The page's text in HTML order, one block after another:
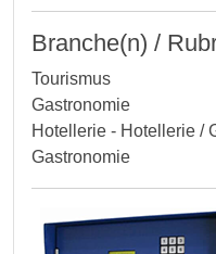
Branche(n) /
Tourismus
Gastronomie
Hotellerie - Hotellerie /
Gastronomie